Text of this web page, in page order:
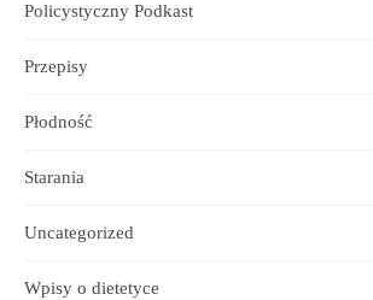
Policystyczny Podkast
Przepisy
Płodność
Starania
Uncategorized
Wpisy o dietetyce